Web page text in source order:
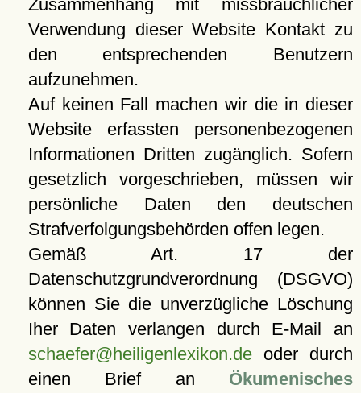
Zusammenhang mit missbräuchlicher
Verwendung dieser Website Kontakt zu
den entsprechenden Benutzern
aufzunehmen.
Auf keinen Fall machen wir die in dieser
Website erfassten personenbezogenen
Informationen Dritten zugänglich. Sofern
gesetzlich vorgeschrieben, müssen wir
persönliche Daten den deutschen
Strafverfolgungsbehörden offen legen.
Gemäß Art. 17 der
Datenschutzgrundverordnung (DSGVO)
können Sie die unverzügliche Löschung
Iher Daten verlangen durch E-Mail an
schaefer@heiligenlexikon.deoder durch
einen Brief an Ökumenisches